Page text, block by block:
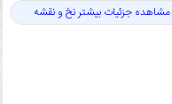
مشاهده جزئیات بیشتر نخ و نقشه